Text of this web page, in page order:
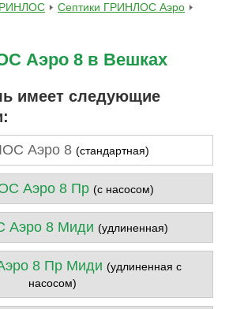
Септики ГРИНЛОС Аэро
Аэро 8 в Вешках
имеет следующие
Аэро 8 (стандартная)
Аэро 8 Пр (с насосом)
Аэро 8 Миди (удлиненная)
8 Пр Миди (удлиненная с
насосом)